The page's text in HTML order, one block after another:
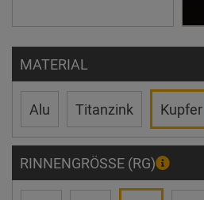
MATERIAL
Alu Titanzink Kupfer
RINNENGRÖSSE (RG)